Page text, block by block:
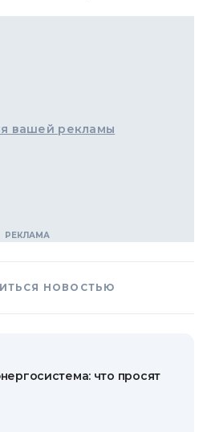
вашей рекламы
НОВОСТЬЮ
что просят